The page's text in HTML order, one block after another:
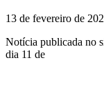
13 de fevereiro de
Notícia publicada no
dia 11 de